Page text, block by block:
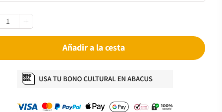
Añadir a la cesta